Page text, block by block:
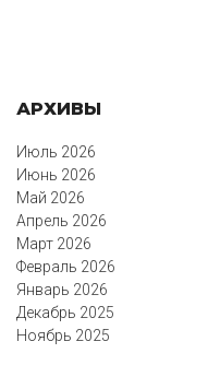
АРХИВЫ
Июль 2026
Июнь 2026
Май 2026
Апрель 2026
Март 2026
Февраль 2026
Январь 2026
Декабрь 2025
Ноябрь 2025